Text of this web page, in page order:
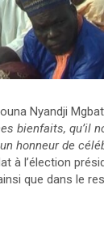
Nyandji
bienfaits, qu’il
honneur de
à l’élection
que dans le